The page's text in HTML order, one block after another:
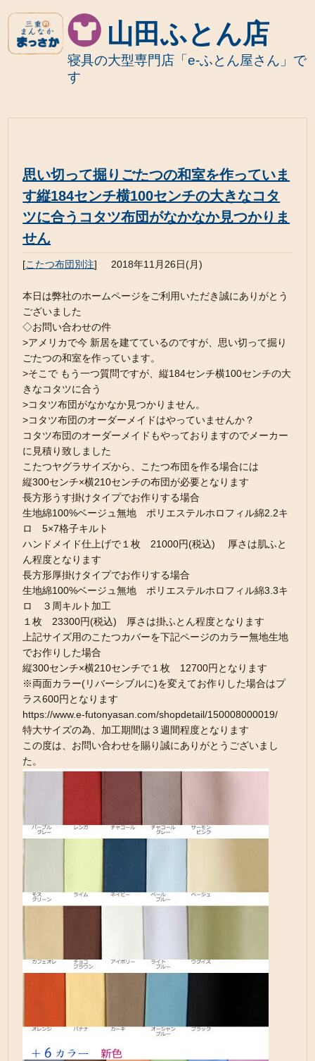
山田ふとん店
寝具の大型専門店「e-ふとん屋さん」で
す
思い切って掘りごたつの和室を作っていま
す縦184センチ横100センチの大きなコタ
ツに合うコタツ布団がなかなか見つかりま
せん
[こたつ布団別注] 2018年11月26日(月)
本日は弊社のホームページをご利用いただき誠にありがとう
ございました
◇お問い合わせの件
>アメリカで今 新居を建てているのですが、思い切って掘り
ごたつの和室を作っています。
>そこで もう一つ質問ですが、縦184センチ横100センチの大
きなコタツに合う
>コタツ布団がなかなか見つかりません。
>コタツ布団のオーダーメイドはやっていませんか？
コタツ布団のオーダーメイドもやっておりますのでメーカー
に見積り致しました
こたつヤグラサイズから、こたつ布団を作る場合には
縦300センチ×横210センチの布団が必要となります
長方形うす掛けタイプでお作りする場合
生地綿100%ベージュ無地 ポリエステルホロフィル綿2.2キ
ロ 5×7格子キルト
ハンドメイド仕上げで１枚 21000円(税込) 厚さは肌ふと
ん程度となります
長方形厚掛けタイプでお作りする場合
生地綿100%ベージュ無地 ポリエステルホロフィル綿3.3キ
ロ ３周キルト加工
１枚 23300円(税込) 厚さは掛ふとん程度となります
上記サイズ用のこたつカバーを下記ページのカラー無地生地
でお作りした場合
縦300センチ×横210センチで１枚 12700円となります
※両面カラー(リバーシブルに)を変えてお作りした場合はプ
ラス600円となります
https://www.e-futonyasan.com/shopdetail/150008000019/
特大サイズの為、加工期間は３週間程度となります
この度は、お問い合わせを賜り誠にありがとうございまし
た。